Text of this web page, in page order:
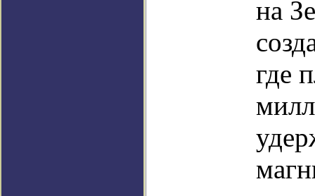
на
где